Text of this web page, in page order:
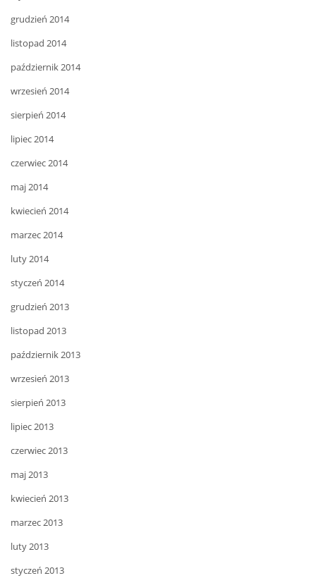
grudzień 2014
listopad 2014
październik 2014
wrzesień 2014
sierpień 2014
lipiec 2014
czerwiec 2014
maj 2014
kwiecień 2014
marzec 2014
luty 2014
styczeń 2014
grudzień 2013
listopad 2013
październik 2013
wrzesień 2013
sierpień 2013
lipiec 2013
czerwiec 2013
maj 2013
kwiecień 2013
marzec 2013
luty 2013
styczeń 2013